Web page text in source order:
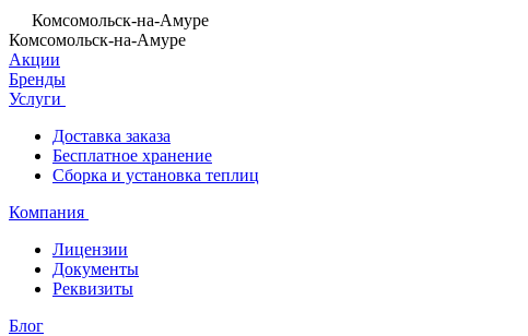
Комсомольск-на-Амуре
Комсомольск-на-Амуре
Акции
Бренды
Услуги
Доставка заказа
Бесплатное хранение
Сборка и установка теплиц
Компания
Лицензии
Документы
Реквизиты
Блог